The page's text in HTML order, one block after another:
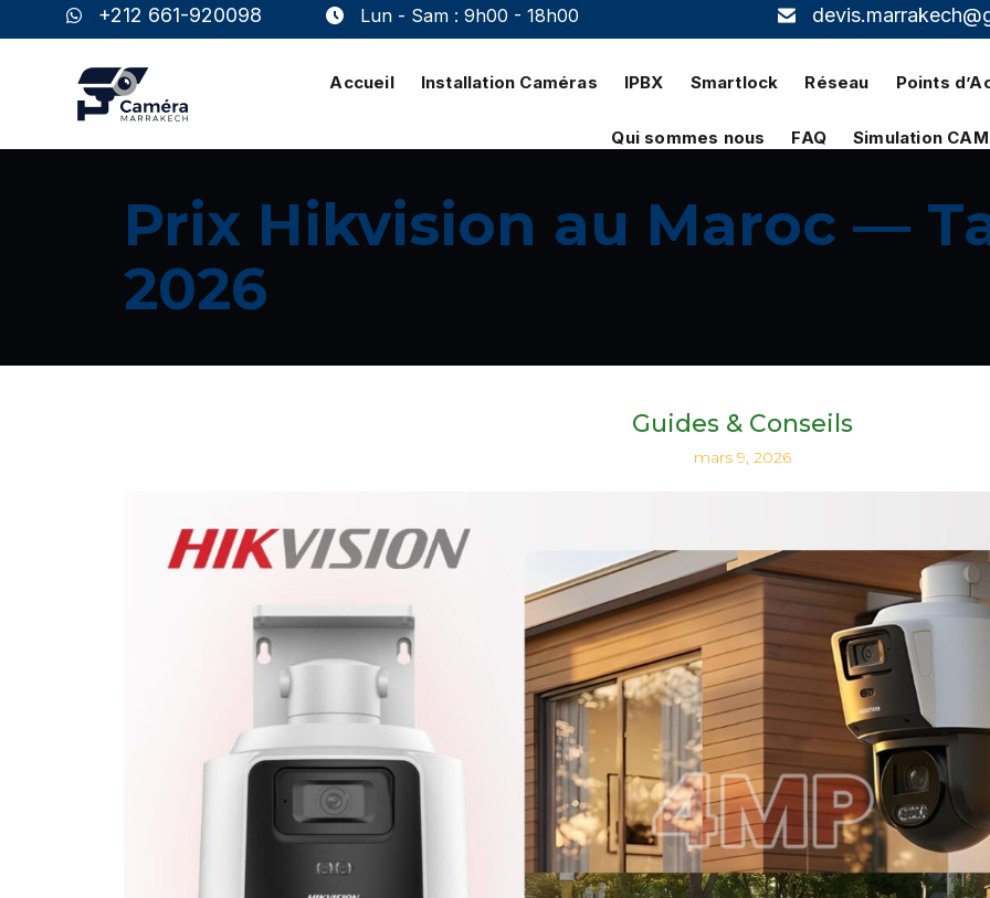
+212 661-920098 Lun - Sam : 9h00 - 18h00
Accueil Installation Caméras IPBX Smartlock Réseau Points
Qui sommes nous FAQ Simulation
Prix Hikvision au Maroc —
2026
Guides & Conseils
mars 9, 2026